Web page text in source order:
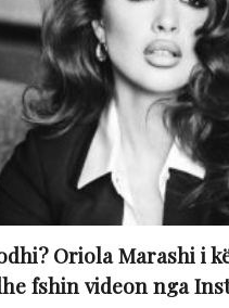
Oriola Marashi i
fshin videon nga